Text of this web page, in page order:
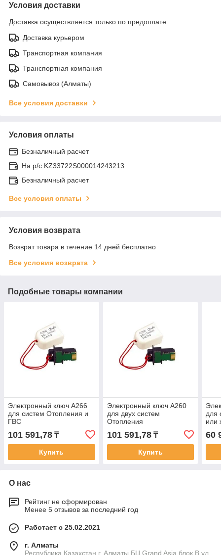
Условия доставки
Доставка осуществляется только по предоплате.
Доставка курьером
Транспортная компания
Транспортная компания
Самовывоз (Алматы)
Все условия доставки
Условия оплаты
Безналичный расчет
На р/c KZ33722S000014243213
Безналичный расчет
Все условия оплаты
Условия возврата
Возврат товара в течение 14 дней бесплатно
Все условия возврата
Подобные товары компании
Электронный ключ A266
для систем Отопления и
ГВС
101 591,78 ₸
Купить
Электронный ключ A260
для двух систем
Отопления
101 591,78₸
Купить
для
или
60
О нас
Рейтинг не сформирован
Менее 5 отзывов за последний год
Работает с 25.02.2021
г. Алматы
Республика Казахстан г. Алматы БЦ Grand Asia блок B ул.